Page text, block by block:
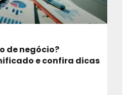
de negócio?
e confira dicas